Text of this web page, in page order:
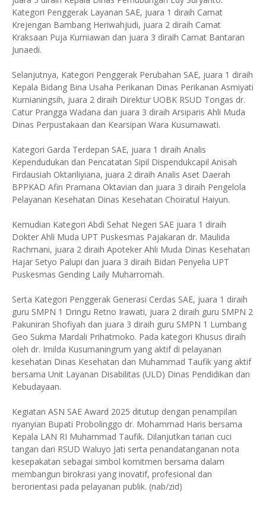
Kategori Penggerak Layanan SAE, juara 1 diraih Camat
Krejengan Bambang Heriwahjudi, juara 2 diraih Camat
Kraksaan Puja Kurniawan dan juara 3 diraih Camat Bantaran
Junaedi.
Selanjutnya, Kategori Penggerak Perubahan SAE, juara 1 diraih
Kepala Bidang Bina Usaha Perikanan Dinas Perikanan Asmiyati
Kurnianingsih, juara 2 diraih Direktur UOBK RSUD Tongas dr.
Catur Prangga Wadana dan juara 3 diraih Arsiparis Ahli Muda
Dinas Perpustakaan dan Kearsipan Wara Kusumawati.
Kategori Garda Terdepan SAE, juara 1 diraih Analis
Kependudukan dan Pencatatan Sipil Dispendukcapil Anisah
Firdausiah Oktariliyiana, juara 2 diraih Analis Aset Daerah
BPPKAD Afin Pramana Oktavian dan juara 3 diraih Pengelola
Pelayanan Kesehatan Dinas Kesehatan Choiratul Haiyun.
Kemudian Kategori Abdi Sehat Negeri SAE juara 1 diraih
Dokter Ahli Muda UPT Puskesmas Pajakaran dr. Maulida
Rachmani, juara 2 diraih Apoteker Ahli Muda Dinas Kesehatan
Hajar Setyo Palupi dan juara 3 diraih Bidan Penyelia UPT
Puskesmas Gending Laily Muharromah.
Serta Kategori Penggerak Generasi Cerdas SAE, juara 1 diraih
guru SMPN 1 Dringu Retno Irawati, juara 2 diraih guru SMPN 2
Pakuniran Shofiyah dan juara 3 diraih guru SMPN 1 Lumbang
Geo Sukma Mardali Prihatmoko. Pada kategori Khusus diraih
oleh dr. Imilda Kusumaningrum yang aktif di pelayanan
kesehatan Dinas Kesehatan dan Muhammad Taufik yang aktif
bersama Unit Layanan Disabilitas (ULD) Dinas Pendidikan dan
Kebudayaan.
Kegiatan ASN SAE Award 2025 ditutup dengan penampilan
nyanyian Bupati Probolinggo dr. Mohammad Haris bersama
Kepala LAN RI Muhammad Taufik. Dilanjutkan tarian cuci
tangan dari RSUD Waluyo Jati serta penandatanganan nota
kesepakatan sebagai simbol komitmen bersama dalam
membangun birokrasi yang inovatif, profesional dan
berorientasi pada pelayanan publik. (nab/zid)